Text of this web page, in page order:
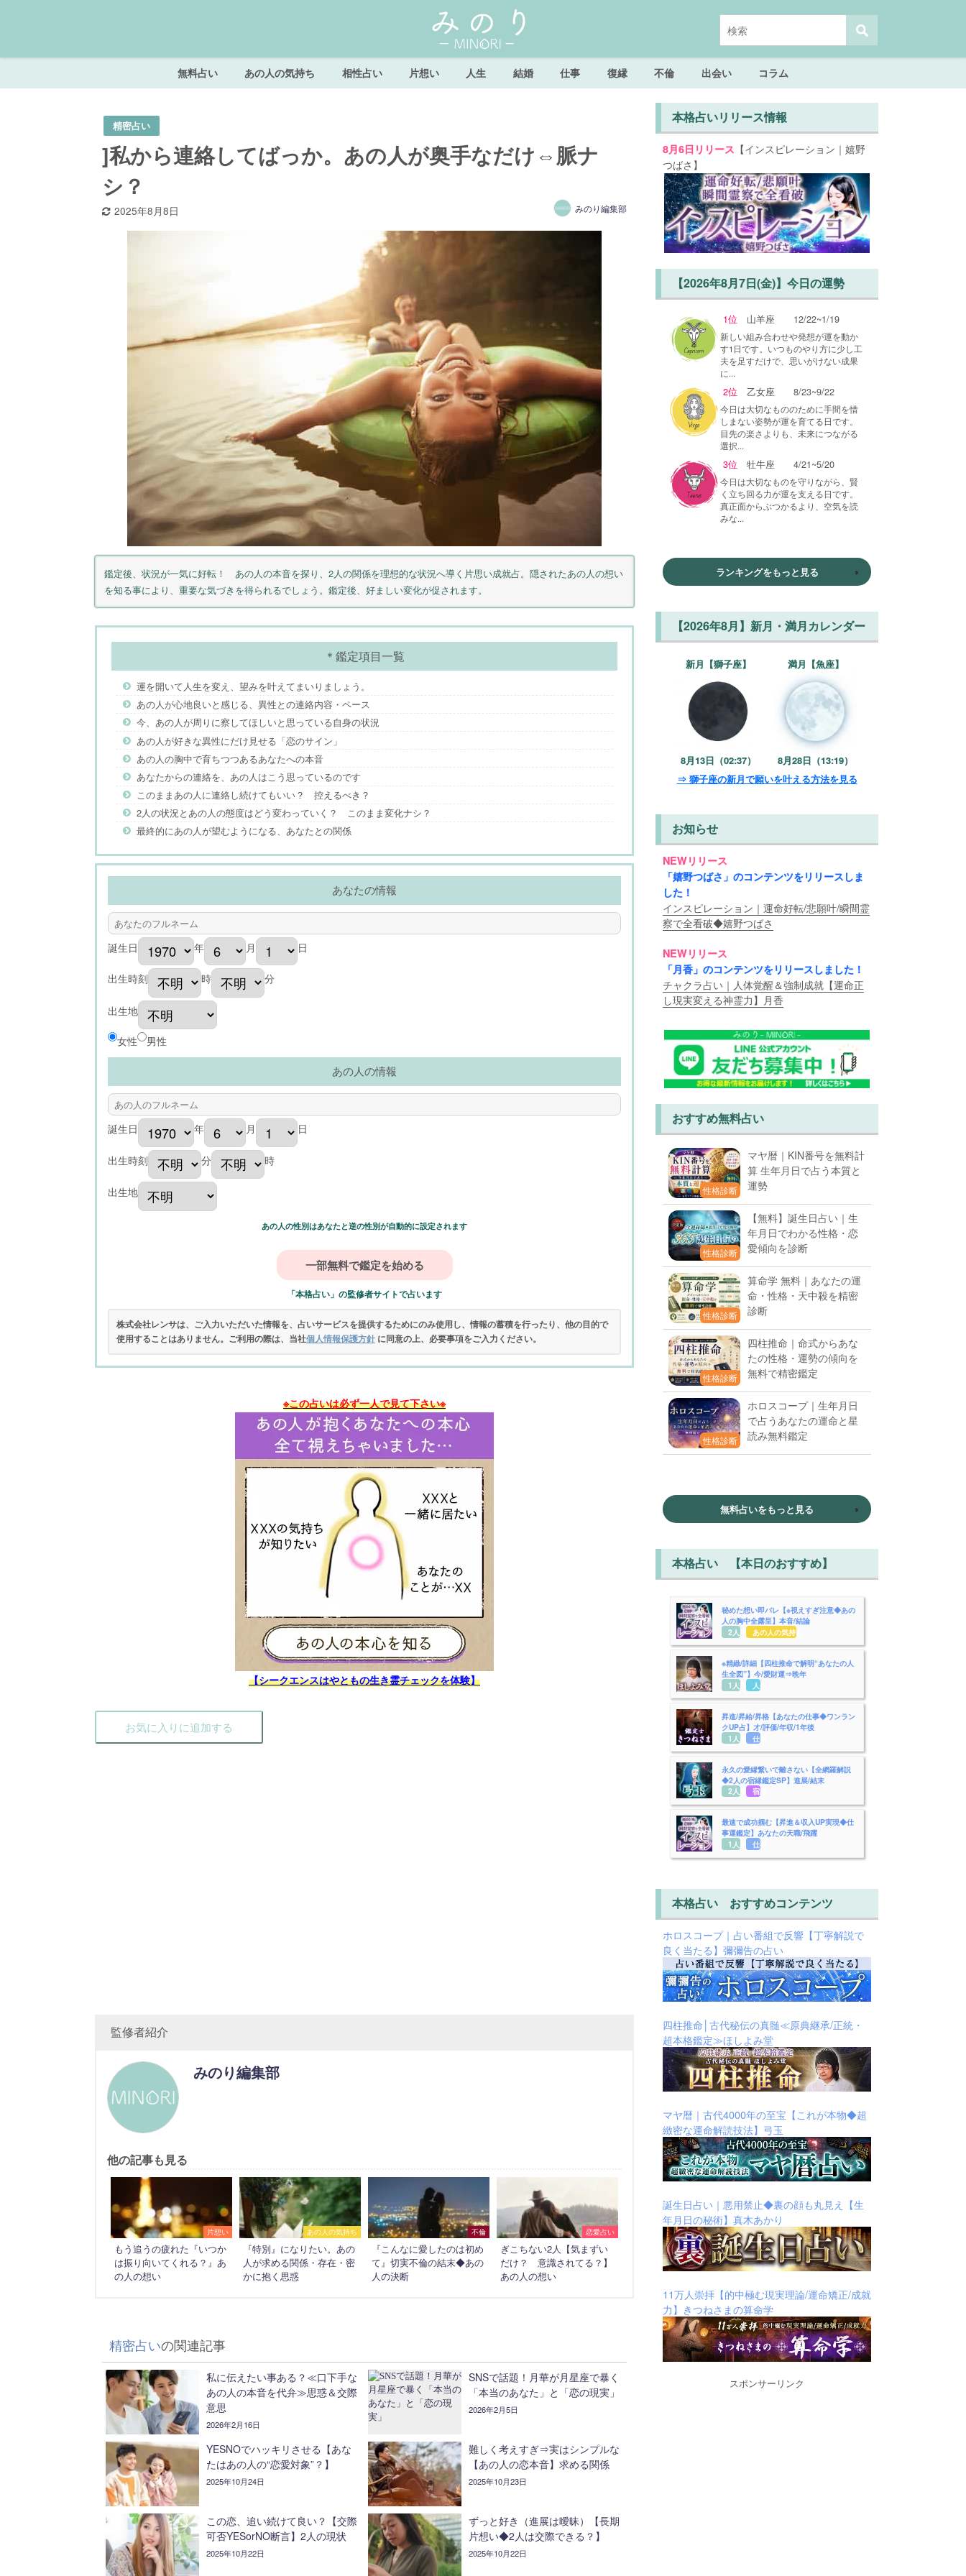
無料占い あの人の気持ち 相性占い 片想い 人生 結婚 仕事 復縁 不倫 出会い コラム
精密占い
]私から連絡してばっか。あの人が奥手なだけ⇔脈ナ
シ？
2025年8月8日 みのり編集部
鑑定後、状況が一気に好転！ あの人の本音を探り、2人の関係を理想的な状況へ導く片思い成就占。隠されたあの人の想い
を知る事により、重要な気づきを得られるでしょう。鑑定後、好ましい変化が促されます。
＊鑑定項目一覧
運を開いて人生を変え、望みを叶えてまいりましょう。
あの人が心地良いと感じる、異性との連絡内容・ペース
今、あの人が周りに察してほしいと思っている自身の状況
あの人が好きな異性にだけ見せる「恋のサイン」
あの人の胸中で育ちつつあるあなたへの本音
あなたからの連絡を、あの人はこう思っているのです
このままあの人に連絡し続けてもいい？ 控えるべき？
2人の状況とあの人の態度はどう変わっていく？ このまま変化ナシ？
最終的にあの人が望むようになる、あなたとの関係
あなたの情報
誕生日 年 月 日
出生時刻 時 分
出生地
女性 男性
あの人の情報
誕生日 年 月 日
出生時刻 分 時
出生地
あの人の性別はあなたと逆の性別が自動的に設定されます
「本格占い」の監修者サイトで占います
株式会社レンサは、ご入力いただいた情報を、占いサービスを提供するためにのみ使用し、情報の蓄積を行ったり、他の目的で
使用することはありません。ご利用の際は、当社個人情報保護方針 に同意の上、必要事項をご入力ください。
※この占いは必ず一人で見て下さい※
【シークエンスはやともの生き霊チェックを体験】
お気に入りに追加する
監修者紹介
みのり編集部
他の記事も見る
片想い
もう追うの疲れた『いつか
は振り向いてくれる？』あ
の人の想い
あの人の気持ち
『特別』になりたい。あの
人が求める関係・存在・密
かに抱く思惑
不倫
『こんなに愛したのは初め
て』切実不倫の結末◆あの
人の決断
恋愛占い
ぎこちない2人【気まずい
だけ？ 意識されてる？】
あの人の想い
精密占いの関連記事
私に伝えたい事ある？≪口下手な
あの人の本音を代弁≫思惑＆交際
意思
2026年2月16日
SNSで話題！月華が月星座で暴く
「本当のあなた」と「恋の現実」
2026年2月5日
YESNOでハッキリさせる【あな
たはあの人の“恋愛対象”？】
2025年10月24日
難しく考えすぎ⇒実はシンプルな
【あの人の恋本音】求める関係
2025年10月23日
この恋、追い続けて良い？【交際
可否YESorNO断言】2人の現状
2025年10月22日
ずっと好き（進展は曖昧）【長期
片想い◆2人は交際できる？】
2025年10月22日
本格占いリリース情報
8月6日リリース 【インスピレーション｜嬉野
つばさ】
【2026年8月7日(金)】今日の運勢
1位 山羊座 12/22~1/19
新しい組み合わせや発想が運を動か
す1日です。いつものやり方に少し工
夫を足すだけで、思いがけない成果
に...
2位 乙女座 8/23~9/22
今日は大切なもののために手間を惜
しまない姿勢が運を育てる日です。
目先の楽さよりも、未来につながる
選択...
3位 牡牛座 4/21~5/20
今日は大切なものを守りながら、賢
く立ち回る力が運を支える日です。
真正面からぶつかるより、空気を読
みな...
ランキングをもっと見る
【2026年8月】新月・満月カレンダー
新月【獅子座】
8月13日（02:37）
満月【魚座】
8月28日（13:19）
⇒ 獅子座の新月で願いを叶える方法を見る
お知らせ
NEWリリース
「嬉野つばさ」のコンテンツをリリースしま
した！
インスピレーション｜運命好転/悲願叶/瞬間霊
察で全看破◆嬉野つばさ
NEWリリース
「月香」のコンテンツをリリースしました！
チャクラ占い｜人体覚醒＆強制成就【運命正
し現実変える神霊力】月香
おすすめ無料占い
性格診断
マヤ暦｜KIN番号を無料計
算 生年月日で占う本質と
運勢
性格診断
【無料】誕生日占い｜生
年月日でわかる性格・恋
愛傾向を診断
性格診断
算命学 無料｜あなたの運
命・性格・天中殺を精密
診断
性格診断
四柱推命｜命式からあな
たの性格・運勢の傾向を
無料で精密鑑定
性格診断
ホロスコープ｜生年月日
で占うあなたの運命と星
読み無料鑑定
無料占いをもっと見る
本格占い 【本日のおすすめ】
秘めた想い即バレ【※視えすぎ注意◆あの
人の胸中全露呈】本音/結論
2人用 あの人の気持ち
※精緻/詳細【四柱推命で解明“あなたの人
生全図”】今/愛財運⇒晩年
1人用
人生
昇進/昇給/昇格【あなたの仕事◆ワンラン
クUP占】才/評価/年収/1年後
1人用 仕事
永久の愛縁繋いで離さない【全網羅解説
◆2人の宿縁鑑定SP】進展/結末
2人用 宿縁
最速で成功掴む【昇進＆収入UP実現◆仕
事運鑑定】あなたの天職/飛躍
1人用
仕事
本格占い おすすめコンテンツ
ホロスコープ｜占い番組で反響【丁寧解説で
良く当たる】彌彌告の占い
四柱推命│古代秘伝の真髄≪原典継承/正統・
超本格鑑定≫ほしよみ堂
マヤ暦｜古代4000年の至宝【これが本物◆超
緻密な運命解読技法】弓玉
誕生日占い｜悪用禁止◆裏の顔も丸見え【生
年月日の秘術】真木あかり
11万人崇拝【的中極む現実理論/運命矯正/成就
力】きつねさまの算命学
スポンサーリンク